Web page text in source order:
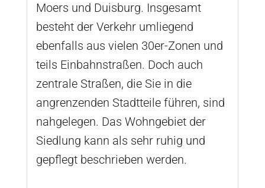
Moers und Duisburg. Insgesamt
besteht der Verkehr umliegend
ebenfalls aus vielen 30er-Zonen und
teils Einbahnstraßen. Doch auch
zentrale Straßen, die Sie in die
angrenzenden Stadtteile führen, sind
nahgelegen. Das Wohngebiet der
Siedlung kann als sehr ruhig und
gepflegt beschrieben werden.